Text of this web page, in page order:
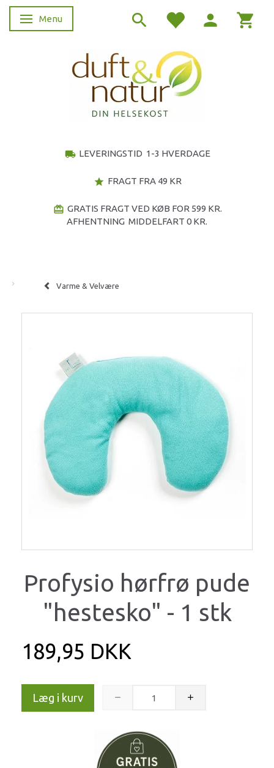
Skifte navigation
Menu
local_shipping LEVERINGSTID 1-3 HVERDAGE
star FRAGT FRA 49 KR
redeem GRATIS FRAGT VED KØB FOR 599 KR.
AFHENTNING MIDDELFART 0 KR.
Varme & Velvære
Profysio hørfrø pude
"hestesko" - 1 stk
189,95 DKK
Læg i kurv